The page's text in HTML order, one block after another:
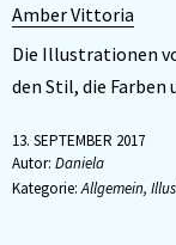
Amber Vittoria
Die Illustrationen
den Stil, die Farben
13. SEPTEMBER 2017
Autor: Daniela
Kategorie:Allgemein,